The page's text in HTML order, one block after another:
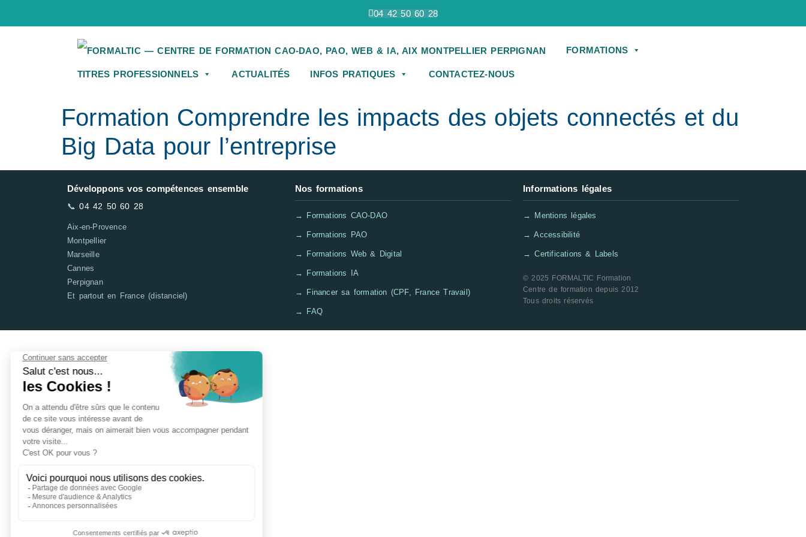
04 42 50 60 28
FORMATIONS
TITRES PROFESSIONNELS ACTUALITÉS INFOS PRATIQUES CONTACTEZ-NOUS
Formation Comprendre les impacts des objets connectés et du
Big Data pour l’entreprise
Développons vos compétences ensemble
📞04 42 50 60 28
Aix-en-Provence
Montpellier
Marseille
Cannes
Perpignan
Et partout en France (distanciel)
Nos formations
→ Formations CAO-DAO
→ Formations PAO
→ Formations Web & Digital
→ Formations IA
→ Financer sa formation (CPF, France Travail)
→ FAQ
Informations légales
→ Mentions légales
→ Accessibilité
→ Certifications & Labels
© 2025 FORMALTIC Formation
Centre de formation depuis 2012
Tous droits réservés